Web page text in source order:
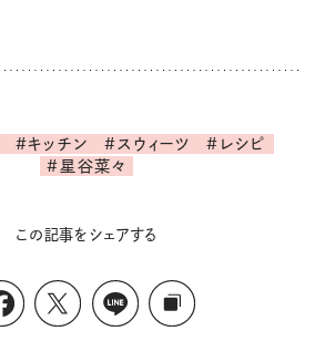
#キッチン #スウィーツ
#レシピ
#星谷菜々
この記事をシェアする